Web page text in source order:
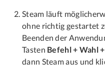
Steam läuft
ohne richtig gestartet
Beenden der
Tasten Befehl + Wahl
dann Steam aus und